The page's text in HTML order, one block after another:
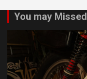
You may Missed